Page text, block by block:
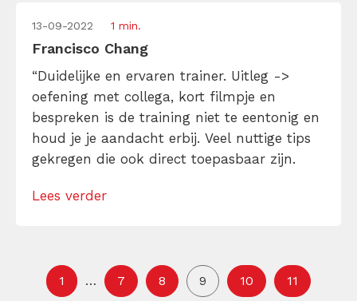
13-09-2022 1 min.
Francisco Chang
“Duidelijke en ervaren trainer. Uitleg ->
oefening met collega, kort filmpje en
bespreken is de training niet te eentonig en
houd je je aandacht erbij. Veel nuttige tips
gekregen die ook direct toepasbaar zijn.
Lees verder
1 … 7 8 9 10 11